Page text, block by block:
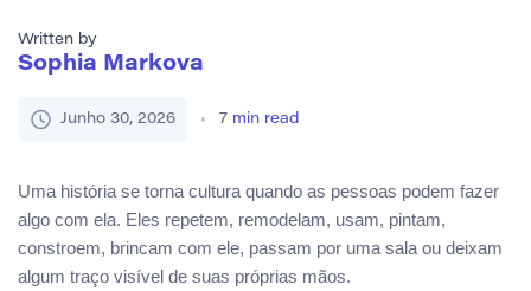
Written by
Sophia Markova
Junho 30, 2026 7 min read
Uma história se torna cultura quando as pessoas podem fazer
algo com ela. Eles repetem, remodelam, usam, pintam,
constroem, brincam com ele, passam por uma sala ou deixam
algum traço visível de suas próprias mãos.